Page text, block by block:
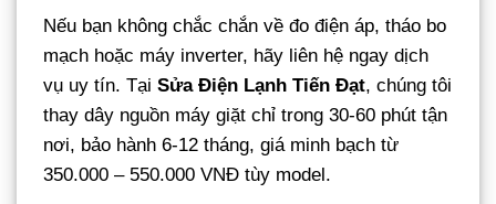
Nếu bạn không chắc chắn về đo điện áp, tháo bo
mạch hoặc máy inverter, hãy liên hệ ngay dịch
vụ uy tín. Tại Sửa Điện Lạnh Tiến Đạt, chúng tôi
thay dây nguồn máy giặt chỉ trong 30-60 phút tận
nơi, bảo hành 6-12 tháng, giá minh bạch từ
350.000 – 550.000 VNĐ tùy model.